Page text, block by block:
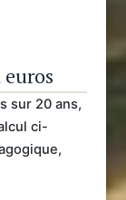
sur 20 ans,
ci-